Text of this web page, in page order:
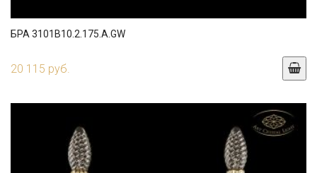
БРА 3101B10.2.175.A.GW
20 115 руб.